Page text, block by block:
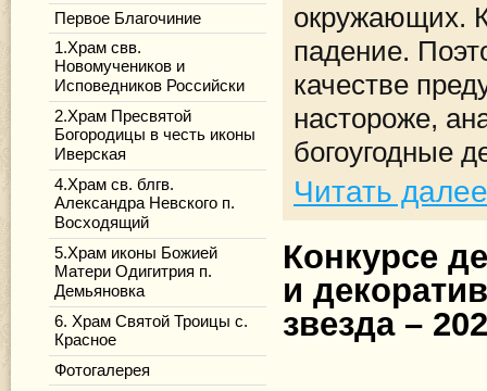
Первое Благочиние
1.Храм свв.
Новомучеников и
Исповедников Российски
2.Храм Пресвятой
Богородицы в честь иконы
Иверская
4.Храм св. блгв.
Александра Невского п.
Восходящий
5.Храм иконы Божией
Матери Одигитрия п.
Демьяновка
6. Храм Святой Троицы с.
Красное
Фотогалерея
окружающих.
падение.
качестве
настороже,
богоугодные
Читать далее
Конкурсе
и
звезда –